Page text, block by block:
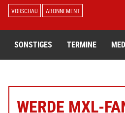
VORSCHAU ABONNEMENT
SONSTIGES TERMINE
WERDE MXL-